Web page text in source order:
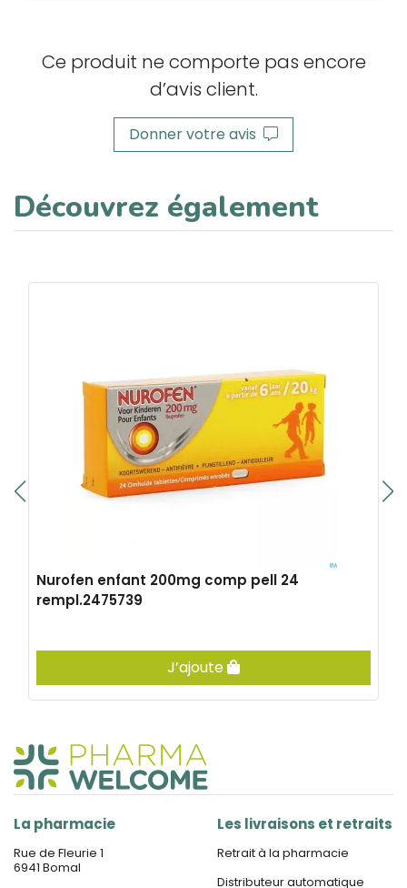
Ce produit ne comporte pas encore
d’avis client.
Donner votre avis
Découvrez également
Nurofen enfant 200mg comp pell 24
rempl.2475739
J’ajoute
La pharmacie
Rue de Fleurie 1
6941 Bomal
Les livraisons et retraits
Retrait à la pharmacie
Distributeur automatique